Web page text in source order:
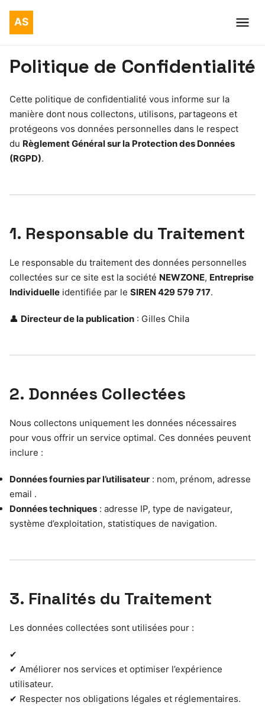
Politique de Confidentialité
Cette politique de confidentialité vous informe sur la
manière dont nous collectons, utilisons, partageons et
protégeons vos données personnelles dans le respect
du Règlement Général sur la Protection des Données
(RGPD).
1. Responsable du Traitement
Le responsable du traitement des données personnelles
collectées sur ce site est la société NEWZONE, Entreprise
Individuelle identifiée par le SIREN 429 579 717.
👤 Directeur de la publication : Gilles Chila
2. Données Collectées
Nous collectons uniquement les données nécessaires
pour vous offrir un service optimal. Ces données peuvent
inclure :
Données fournies par l’utilisateur : nom, prénom, adresse
email .
Données techniques : adresse IP, type de navigateur,
système d’exploitation, statistiques de navigation.
3. Finalités du Traitement
Les données collectées sont utilisées pour :
✔
✔ Améliorer nos services et optimiser l’expérience
utilisateur.
✔ Respecter nos obligations légales et réglementaires.